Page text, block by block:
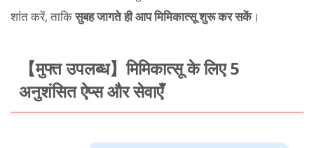
शांत करें, ताकिसुबह जागते ही आप मिमिकात्सू शुरू कर सकें।
【मुफ्त उपलब्ध】मिमिकात्सू के लिए 5
अनुशंसित ऐप्स और सेवाएँ